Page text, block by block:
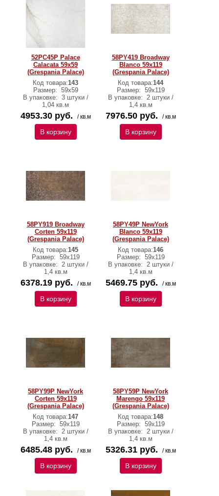
52PC45P Palace
Calacata 59x59
(Grespania Palace)
Код товара:143
Размер: 59x59
В упаковке: 3 штуки /
1,04 кв.м
4953.30 руб. / кв.м
В корзину
58PY419 Broadway
Blanco 59x119
(Grespania Palace)
Код товара:144
Размер: 59x119
В упаковке: 2 штуки /
1,4 кв.м
7976.50 руб. / кв.м
В корзину
58PY919 Broadway
Corten 59x119
(Grespania Palace)
Код товара:145
Размер: 59x119
В упаковке: 2 штуки /
1,4 кв.м
6378.19 руб. / кв.м
В корзину
58PY49P NewYork
Blanco 59x119
(Grespania Palace)
Код товара:146
Размер: 59x119
В упаковке: 2 штуки /
1,4 кв.м
5469.75 руб. / кв.м
В корзину
58PY99P NewYork
Corten 59x119
(Grespania Palace)
Код товара:147
Размер: 59x119
В упаковке: 2 штуки /
1,4 кв.м
6485.48 руб. / кв.м
В корзину
58PY59P NewYork
Marengo 59x119
(Grespania Palace)
Код товара:148
Размер: 59x119
В упаковке: 2 штуки /
1,4 кв.м
5326.31 руб. / кв.м
В корзину